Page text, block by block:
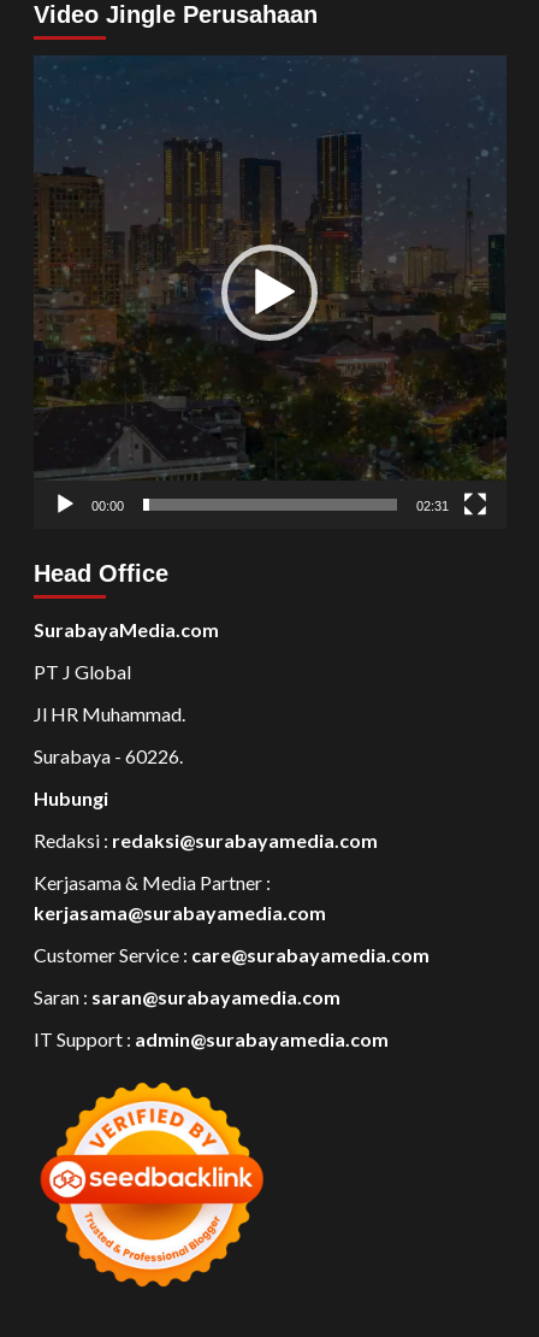
Video Jingle Perusahaan
Video
Player
00:00 02:31
Head Office
SurabayaMedia.com
PT J Global
Jl HR Muhammad.
Surabaya - 60226.
Hubungi
Redaksi : redaksi@surabayamedia.com
Kerjasama & Media Partner :
kerjasama@surabayamedia.com
Customer Service : care@surabayamedia.com
Saran : saran@surabayamedia.com
IT Support : admin@surabayamedia.com